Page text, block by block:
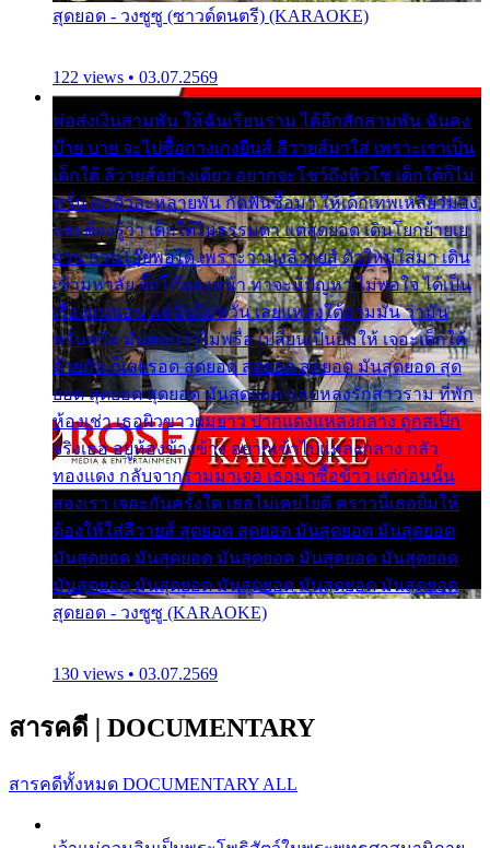
สุดยอด - วงซูซู (ซาวด์ดนตรี) (KARAOKE)
122 views • 03.07.2569
พ่อส่งเงินสามพัน ให้ฉันเรียนราม ได้อีกสักสามพัน ฉันคง
บ๊าย บาย จะไปซื้อกางเกงยีนส์ ลีวายส์มาใส่ เพราะเราเป็น
เด็กใต้ ลีวายส์อย่างเดียว อยากจะโชว์ถึงหิวโซ เด็กใต้ก็ไม่
หวั่น ตกตัวละหลายพัน กัดฟันซื้อมา ให้เด็กเทพเหลียวมอง
และต้องรู้ว่า เด็กใต้ไม่ธรรมดา แต่สุดยอด เดินโยกย้ายเย
ยวน กวนโอ๊ยพอได้ เพราะว่านุ่งลีวายส์ ตัวใหม่ใส่มา เดิน
เข้ามหาลัย จิ๊กโก๊มองหน้า ท่าจะมีปัญหา ไม่พอใจ ได้เป็น
เรื่องแน่นอน แต่ฉันไม่หวั่น เลยแหลงใต้ถามมัน ว่ามัน
พรั่นพรือ มันตอบว่าไม่พรื่อ เปลี่ยนเป็นยิ้มให้ เจอะเด็กใต้
ด้วยกัน ก็เลยรอด สุดยอด สุดยอด สุดยอด มันสุดยอด สุด
ยอด สุดยอด สุดยอด มันสุดยอด แอบหลงรักสาวราม ที่พัก
ห้องเช่า เธอผิวขาวผมยาว ปากแดงแหลงกลาง ถูกสเป็ก
จริงเธอ อยู่ห้องข้างข้าง อยากเข้าไปแหลงกลาง กลัว
ทองแดง กลับจากรามมาเจอ เธอมาซื้อข้าว แต่ก่อนนั้น
สองเรา เจอะกันครั้งใด เธอไม่เคยไยดี คราวนี้เธอยิ้มให้
ต้องให้ใส่ลีวายส์ สุดยอด สุดยอด มันสุดยอด มันสุดยอด
มันสุดยอด มันสุดยอด มันสุดยอด มันสุดยอด มันสุดยอด
มันสุดยอด มันสุดยอด มันสุดยอด มันสุดยอด มันสุดยอด
สุดยอด - วงซูซู (KARAOKE)
130 views • 03.07.2569
สารคดี | DOCUMENTARY
สารคดีทั้งหมด DOCUMENTARY ALL